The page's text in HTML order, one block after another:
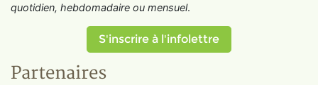
quotidien, hebdomadaire ou mensuel.
S'inscrire à l'infolettre
Partenaires